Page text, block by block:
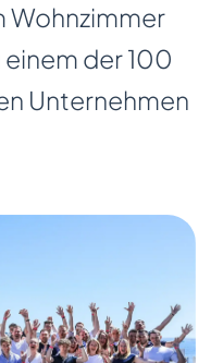
Wohnzimmer
der 100
Unternehmen